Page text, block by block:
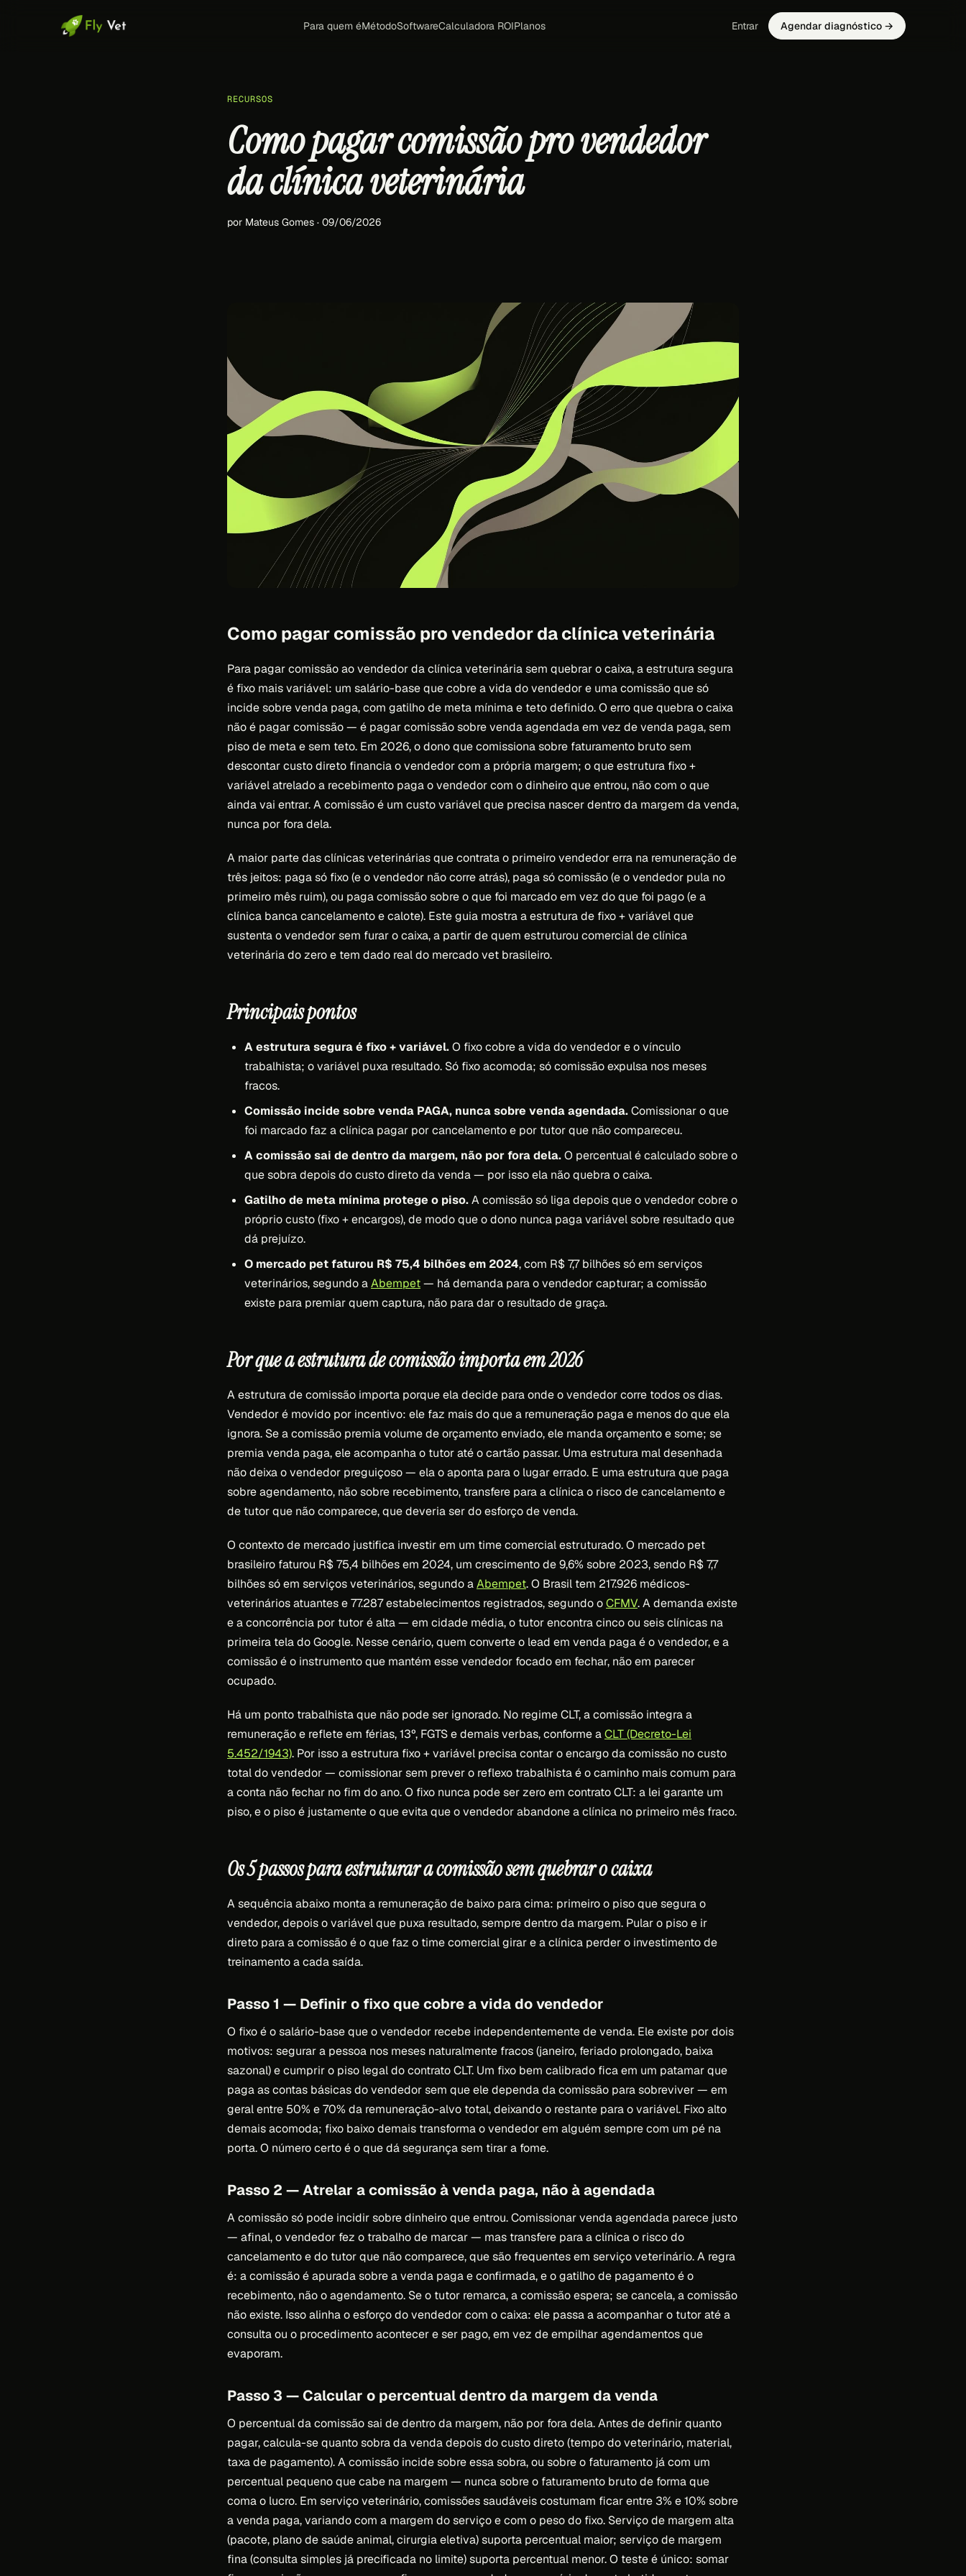
Para quem éMétodoSoftwareCalculadora ROIPlanos Entrar Agendar diagnóstico →
RECURSOS
Como pagar comissão pro vendedor
da clínica veterinária
por Mateus Gomes · 09/06/2026
Como pagar comissão pro vendedor da clínica veterinária
Para pagar comissão ao vendedor da clínica veterinária sem quebrar o caixa, a estrutura segura
é fixo mais variável: um salário-base que cobre a vida do vendedor e uma comissão que só
incide sobre venda paga, com gatilho de meta mínima e teto definido. O erro que quebra o caixa
não é pagar comissão — é pagar comissão sobre venda agendada em vez de venda paga, sem
piso de meta e sem teto. Em 2026, o dono que comissiona sobre faturamento bruto sem
descontar custo direto financia o vendedor com a própria margem; o que estrutura fixo +
variável atrelado a recebimento paga o vendedor com o dinheiro que entrou, não com o que
ainda vai entrar. A comissão é um custo variável que precisa nascer dentro da margem da venda,
nunca por fora dela.
A maior parte das clínicas veterinárias que contrata o primeiro vendedor erra na remuneração de
três jeitos: paga só fixo (e o vendedor não corre atrás), paga só comissão (e o vendedor pula no
primeiro mês ruim), ou paga comissão sobre o que foi marcado em vez do que foi pago (e a
clínica banca cancelamento e calote). Este guia mostra a estrutura de fixo + variável que
sustenta o vendedor sem furar o caixa, a partir de quem estruturou comercial de clínica
veterinária do zero e tem dado real do mercado vet brasileiro.
Principais pontos
A estrutura segura é fixo + variável.O fixo cobre a vida do vendedor e o vínculo
trabalhista; o variável puxa resultado. Só fixo acomoda; só comissão expulsa nos meses
fracos.
Comissão incide sobre venda PAGA, nunca sobre venda agendada.Comissionar o que
foi marcado faz a clínica pagar por cancelamento e por tutor que não compareceu.
A comissão sai de dentro da margem, não por fora dela.O percentual é calculado sobre o
que sobra depois do custo direto da venda — por isso ela não quebra o caixa.
Gatilho de meta mínima protege o piso.A comissão só liga depois que o vendedor cobre o
próprio custo (fixo + encargos), de modo que o dono nunca paga variável sobre resultado que
dá prejuízo.
O mercado pet faturou R$ 75,4 bilhões em 2024, com R$ 7,7 bilhões só em serviços
veterinários, segundo aAbempet— há demanda para o vendedor capturar; a comissão
existe para premiar quem captura, não para dar o resultado de graça.
Por que a estrutura de comissão importa em 2026
A estrutura de comissão importa porque ela decide para onde o vendedor corre todos os dias.
Vendedor é movido por incentivo: ele faz mais do que a remuneração paga e menos do que ela
ignora. Se a comissão premia volume de orçamento enviado, ele manda orçamento e some; se
premia venda paga, ele acompanha o tutor até o cartão passar. Uma estrutura mal desenhada
não deixa o vendedor preguiçoso — ela o aponta para o lugar errado. E uma estrutura que paga
sobre agendamento, não sobre recebimento, transfere para a clínica o risco de cancelamento e
de tutor que não comparece, que deveria ser do esforço de venda.
O contexto de mercado justifica investir em um time comercial estruturado. O mercado pet
brasileiro faturou R$ 75,4 bilhões em 2024, um crescimento de 9,6% sobre 2023, sendo R$ 7,7
bilhões só em serviços veterinários, segundo aAbempet. O Brasil tem 217.926 médicos-
veterinários atuantes e 77.287 estabelecimentos registrados, segundo oCFMV. A demanda existe
e a concorrência por tutor é alta — em cidade média, o tutor encontra cinco ou seis clínicas na
primeira tela do Google. Nesse cenário, quem converte o lead em venda paga é o vendedor, e a
comissão é o instrumento que mantém esse vendedor focado em fechar, não em parecer
ocupado.
Há um ponto trabalhista que não pode ser ignorado. No regime CLT, a comissão integra a
remuneração e reflete em férias, 13º, FGTS e demais verbas, conforme aCLT (Decreto-Lei
5.452/1943). Por isso a estrutura fixo + variável precisa contar o encargo da comissão no custo
total do vendedor — comissionar sem prever o reflexo trabalhista é o caminho mais comum para
a conta não fechar no fim do ano. O fixo nunca pode ser zero em contrato CLT: a lei garante um
piso, e o piso é justamente o que evita que o vendedor abandone a clínica no primeiro mês fraco.
Os 5 passos para estruturar a comissão sem quebrar o caixa
A sequência abaixo monta a remuneração de baixo para cima: primeiro o piso que segura o
vendedor, depois o variável que puxa resultado, sempre dentro da margem. Pular o piso e ir
direto para a comissão é o que faz o time comercial girar e a clínica perder o investimento de
treinamento a cada saída.
Passo 1 — Definir o fixo que cobre a vida do vendedor
O fixo é o salário-base que o vendedor recebe independentemente de venda. Ele existe por dois
motivos: segurar a pessoa nos meses naturalmente fracos (janeiro, feriado prolongado, baixa
sazonal) e cumprir o piso legal do contrato CLT. Um fixo bem calibrado fica em um patamar que
paga as contas básicas do vendedor sem que ele dependa da comissão para sobreviver — em
geral entre 50% e 70% da remuneração-alvo total, deixando o restante para o variável. Fixo alto
demais acomoda; fixo baixo demais transforma o vendedor em alguém sempre com um pé na
porta. O número certo é o que dá segurança sem tirar a fome.
Passo 2 — Atrelar a comissão à venda paga, não à agendada
A comissão só pode incidir sobre dinheiro que entrou. Comissionar venda agendada parece justo
— afinal, o vendedor fez o trabalho de marcar — mas transfere para a clínica o risco do
cancelamento e do tutor que não comparece, que são frequentes em serviço veterinário. A regra
é: a comissão é apurada sobre a venda paga e confirmada, e o gatilho de pagamento é o
recebimento, não o agendamento. Se o tutor remarca, a comissão espera; se cancela, a comissão
não existe. Isso alinha o esforço do vendedor com o caixa: ele passa a acompanhar o tutor até a
consulta ou o procedimento acontecer e ser pago, em vez de empilhar agendamentos que
evaporam.
Passo 3 — Calcular o percentual dentro da margem da venda
O percentual da comissão sai de dentro da margem, não por fora dela. Antes de definir quanto
pagar, calcula-se quanto sobra da venda depois do custo direto (tempo do veterinário, material,
taxa de pagamento). A comissão incide sobre essa sobra, ou sobre o faturamento já com um
percentual pequeno que cabe na margem — nunca sobre o faturamento bruto de forma que
coma o lucro. Em serviço veterinário, comissões saudáveis costumam ficar entre 3% e 10% sobre
a venda paga, variando com a margem do serviço e com o peso do fixo. Serviço de margem alta
(pacote, plano de saúde animal, cirurgia eletiva) suporta percentual maior; serviço de margem
fina (consulta simples já precificada no limite) suporta percentual menor. O teste é único: somar